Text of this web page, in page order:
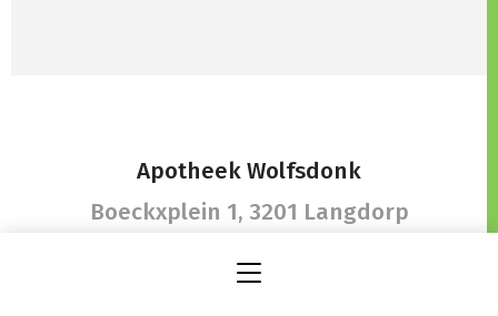
Apotheek Wolfsdonk
Boeckxplein 1, 3201 Langdorp